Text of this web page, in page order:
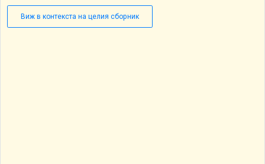
Виж в контекста на целия сборник